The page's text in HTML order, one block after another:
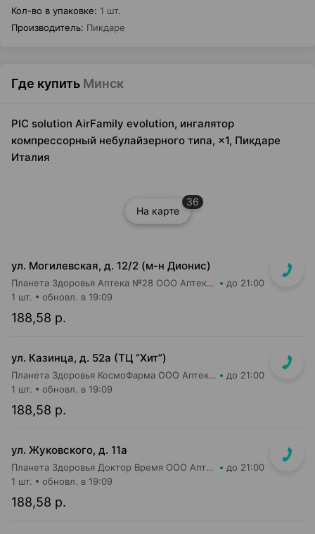
Кол-во в упаковке: 1 шт.
Производитель: Пикдаре
Где купить Минск
PIC solution AirFamily evolution, ингалятор
компрессорный небулайзерного типа, ×1, Пикдаре
Италия
На карте
36
ул. Могилевская, д. 12/2 (м-н Дионис)
Планета Здоровья Аптека №28 ООО Аптека №6 до 21:00
188,58 р.
1 шт. обновл. в 19:09
ул. Казинца, д. 52а (ТЦ “Хит”)
Планета Здоровья КосмоФарма ООО Аптека №17 до 21:00
188,58 р.
1 шт. обновл. в 19:09
ул. Жуковского, д. 11а
Планета Здоровья Доктор Время ООО Аптека №65 до 21:00
188,58 р.
1 шт. обновл. в 19:09